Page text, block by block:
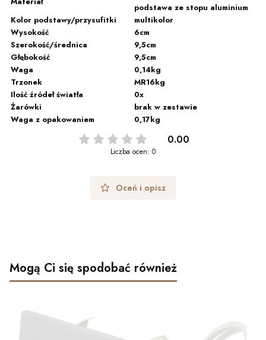
podstawa ze stopu aluminium
Kolor podstawy/przysufitki
multikolor
Wysokość
6cm
Szerokość/średnica
9,5cm
Głębokość
9,5cm
Waga
0,14kg
Trzonek
MR16kg
Ilość źródeł światła
0x
Żarówki
brak w zestawie
Waga z opakowaniem
0,17kg
0.00
Liczba ocen: 0
Oceń i opisz
Mogą Ci się spodobać również